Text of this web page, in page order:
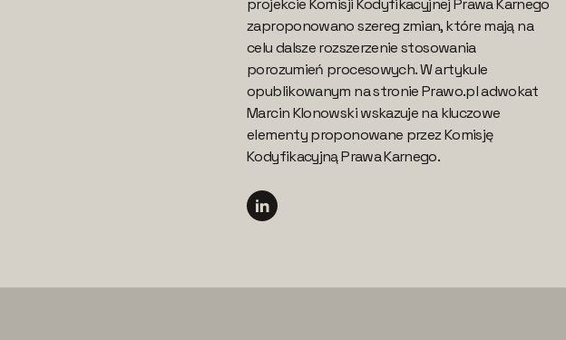
projekcie Komisji Kodyfikacyjnej Prawa Karnego
zaproponowano szereg zmian, które mają na
celu dalsze rozszerzenie stosowania
porozumień procesowych. W artykule
opublikowanym na stronie Prawo.pl adwokat
Marcin Klonowski wskazuje na kluczowe
elementy proponowane przez Komisję
Kodyfikacyjną Prawa Karnego.